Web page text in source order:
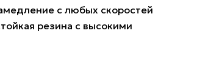
с любых скоростей
резина с высокими